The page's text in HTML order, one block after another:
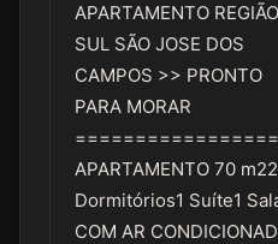
APARTAMENTO REGIÃO
SUL SÃO JOSE DOS
CAMPOS >> PRONTO
PARA MORAR
APARTAMENTO 70 m22
Dormitórios1 Suíte1
COM AR